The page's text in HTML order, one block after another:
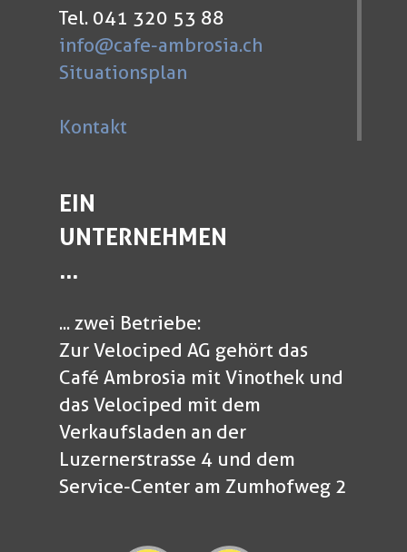
Tel. 041 320 53 88
info@cafe-ambrosia.ch
Situationsplan
Kontakt
EIN
UNTERNEHMEN
...
... zwei Betriebe:
Zur Velociped AG gehört das
Café Ambrosia mit Vinothek und
das Velociped mit dem
Verkaufsladen an der
Luzernerstrasse 4 und dem
Service-Center am Zumhofweg 2